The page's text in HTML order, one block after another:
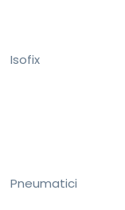
Isofix
Pneumatici